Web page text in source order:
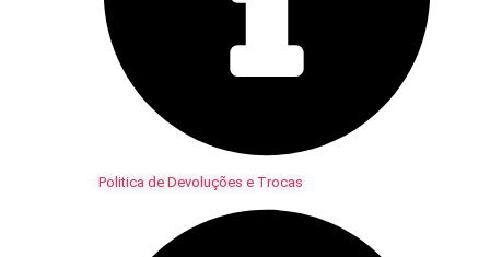
Politica de Devoluções e Trocas